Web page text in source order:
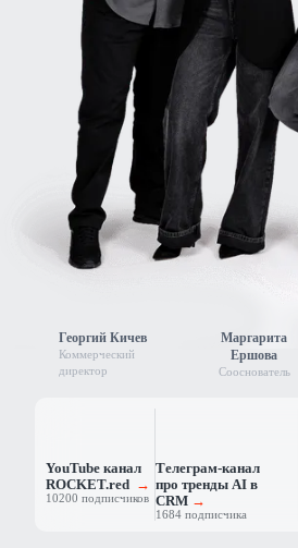
Георгий Кичев
Коммерческий
директор
Маргарита
Ершова
Сооснователь
YouTube канал
ROCKET.red →
10200 подписчиков
Телеграм-канал
про тренды AI в
CRM →
1684 подписчика